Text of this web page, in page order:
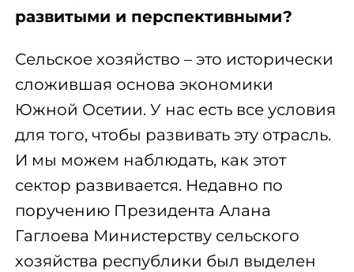
развитыми и перспективными?
Сельское хозяйство – это исторически
сложившая основа экономики
Южной Осетии. У нас есть все условия
для того, чтобы развивать эту отрасль.
И мы можем наблюдать, как этот
сектор развивается. Недавно по
поручению Президента Алана
Гаглоева Министерству сельского
хозяйства республики был выделен